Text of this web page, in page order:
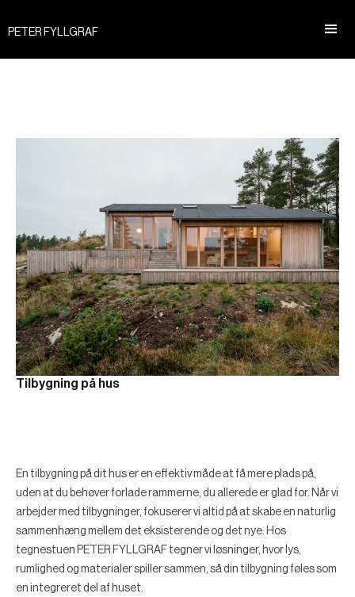
PETER FYLLGRAF
Tilbygning på hus
En tilbygning på dit hus er en effektiv måde at få mere plads på,
uden at du behøver forlade rammerne, du allerede er glad for. Når vi
arbejder med tilbygninger, fokuserer vi altid på at skabe en naturlig
sammenhæng mellem det eksisterende og det nye. Hos
tegnestuen PETER FYLLGRAF tegner vi løsninger, hvor lys,
rumlighed og materialer spiller sammen, så din tilbygning føles som
en integreret del af huset.